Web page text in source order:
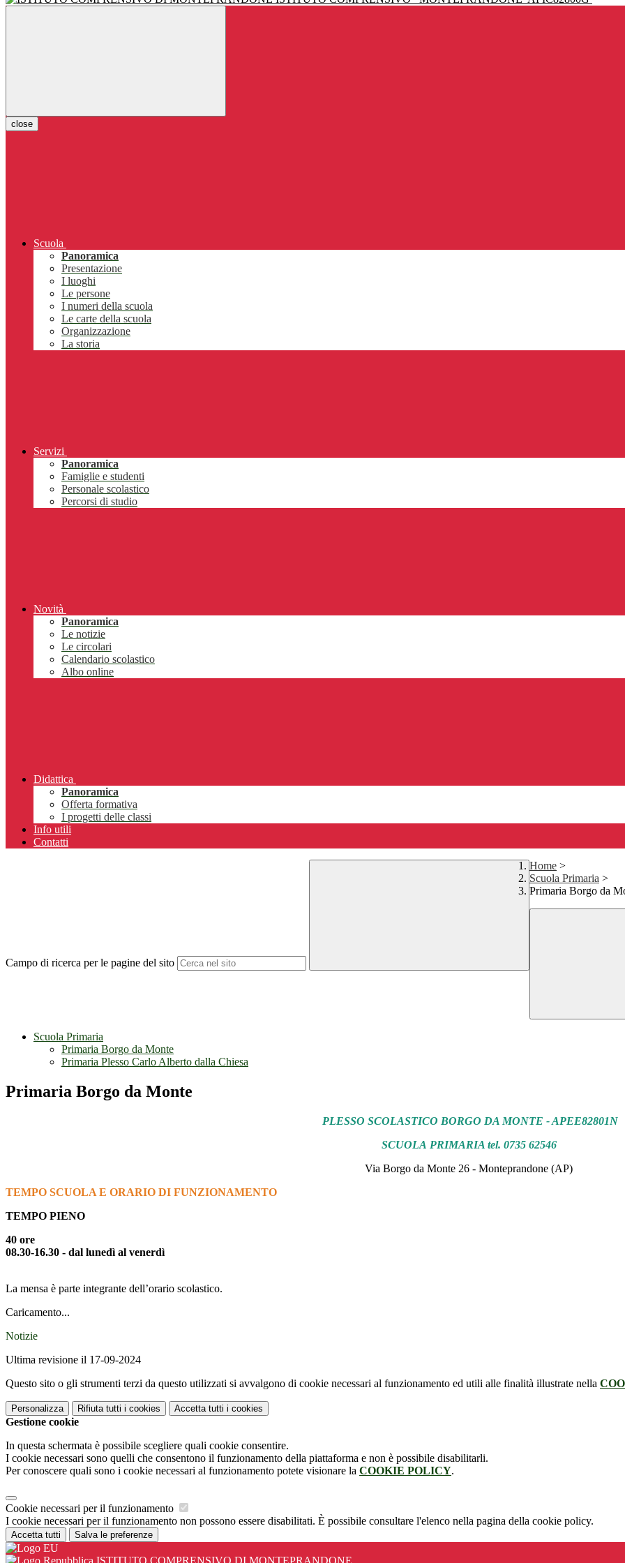
close
Scuola
Panoramica
Presentazione
I luoghi
Le persone
I numeri della scuola
Le carte della scuola
Organizzazione
La storia
Servizi
Panoramica
Famiglie e studenti
Personale scolastico
Percorsi di studio
Novità
Panoramica
Le notizie
Le circolari
Calendario scolastico
Albo online
Didattica
Panoramica
Offerta formativa
I progetti delle classi
Info utili
Contatti
Campo di ricerca per le pagine del sito
Home >
Scuola Primaria >
Primaria Borgo da
Scuola Primaria
Primaria Borgo da Monte
Primaria Plesso Carlo Alberto dalla Chiesa
Primaria Borgo da Monte
PLESSO SCOLASTICO BORGO DA MONTE - APEE82801N
SCUOLA PRIMARIA tel. 0735 62546
Via Borgo da Monte 26 - Monteprandone (AP)
TEMPO SCUOLA E ORARIO DI FUNZIONAMENTO
TEMPO PIENO
40 ore
08.30-16.30 - dal lunedì al venerdì
La mensa è parte integrante dell’orario scolastico.
Caricamento...
Notizie
Ultima revisione il 17-09-2024
Questo sito o gli strumenti terzi da questo utilizzati si avvalgono di cookie necessari al funzionamento ed utili alle finalità illustrate nella
Personalizza Rifiuta tutti i cookies Accetta tutti i cookies
Gestione cookie
In questa schermata è possibile scegliere quali cookie consentire.
I cookie necessari sono quelli che consentono il funzionamento della piattaforma e non è possibile disabilitarli.
Per conoscere quali sono i cookie necessari al funzionamento potete visionare la COOKIE POLICY.
Cookie necessari per il funzionamento
I cookie necessari per il funzionamento non possono essere disabilitati. È possibile consultare l'elenco nella pagina della cookie policy.
Accetta tutti Salva le preferenze